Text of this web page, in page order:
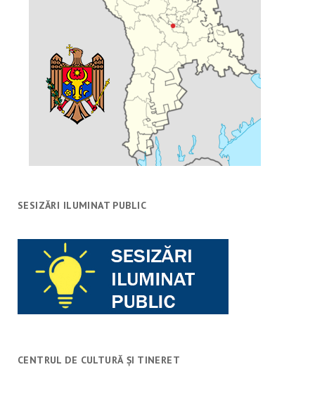
SESIZĂRI ILUMINAT PUBLIC
CENTRUL DE CULTURĂ ȘI TINERET